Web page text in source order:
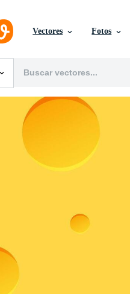
Vectores Fotos